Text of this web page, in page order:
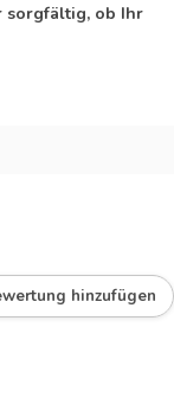
sorgfältig, ob Ihr
hinzufügen